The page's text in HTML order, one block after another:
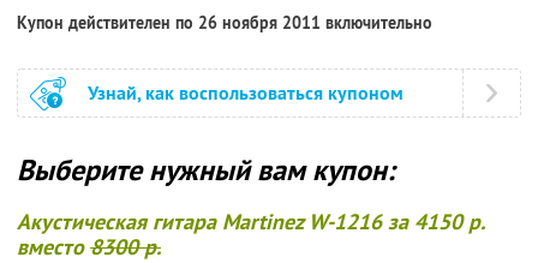
Купон действителен по 26 ноября 2011 включительно
Узнай, как воспользоваться купоном
Выберите нужный вам купон:
Акустическая гитара Martinez W-1216 за 4150 р.
вместо8300 р.